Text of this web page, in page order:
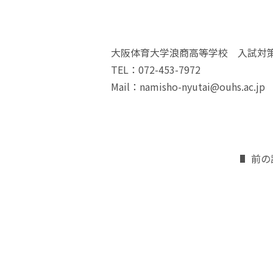
大阪体育大学浪商高等学校 入試対
TEL：072-453-7972
Mail：namisho-nyutai@ouhs.ac.jp
前